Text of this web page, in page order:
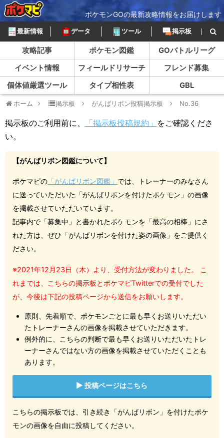
ポケモンGOの最新攻略情報をお届けします
最新情報 データ ツール 掲示板
攻略記事 ポケモン図鑑
GOバトルリーグ
イベント情報
フィールドリサーチ
フレンド募集
個体値厳選ツール
タイプ相性表 GBL
ホーム 掲示板 がんばリボン投稿掲示板 No.36
掲示板のご利用前に、 「掲示板投稿規約」 をご確認くださ
い。
【がんばリボン図鑑について】
ポケマピの 「がんばリボン図鑑」 では、トレーナーのみなさん
に送っていただいた「がんばリボンを付けたポケモン」の画像
を掲載させていただいています。
記事内で「募集中」と書かれたポケモンを「最高の相棒」にさ
れた方は、ぜひ「がんばリボンを付けた姿の画像」をご提供く
ださい。
※2021年12月23日（木）より、受付方法が変わりました。 こ
れまでは、こちらの掲示板とポケマピTwitterでの受付でした
が、今後は下記の投稿ページから送信をお願いします。
原則、先着順で、ポケモンごとに最も早くお送りいただい
たトレーナーさんの画像を掲載させていただきます。
例外的に、こちらの判断で最も早くお送りいただいたトレ
ーナーさんではない方の画像を掲載させていただくことも
あります。
投稿ページはこちら
こちらの掲示板では、引き続き「がんばリボン」を付けたポケ
モンの画像を自由に投稿してください。